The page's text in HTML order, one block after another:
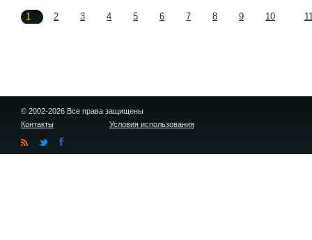
1 2 3 4 5 6 7 8 9 10
© 2002-2026 Все права защищены
Контакты
Условия использования